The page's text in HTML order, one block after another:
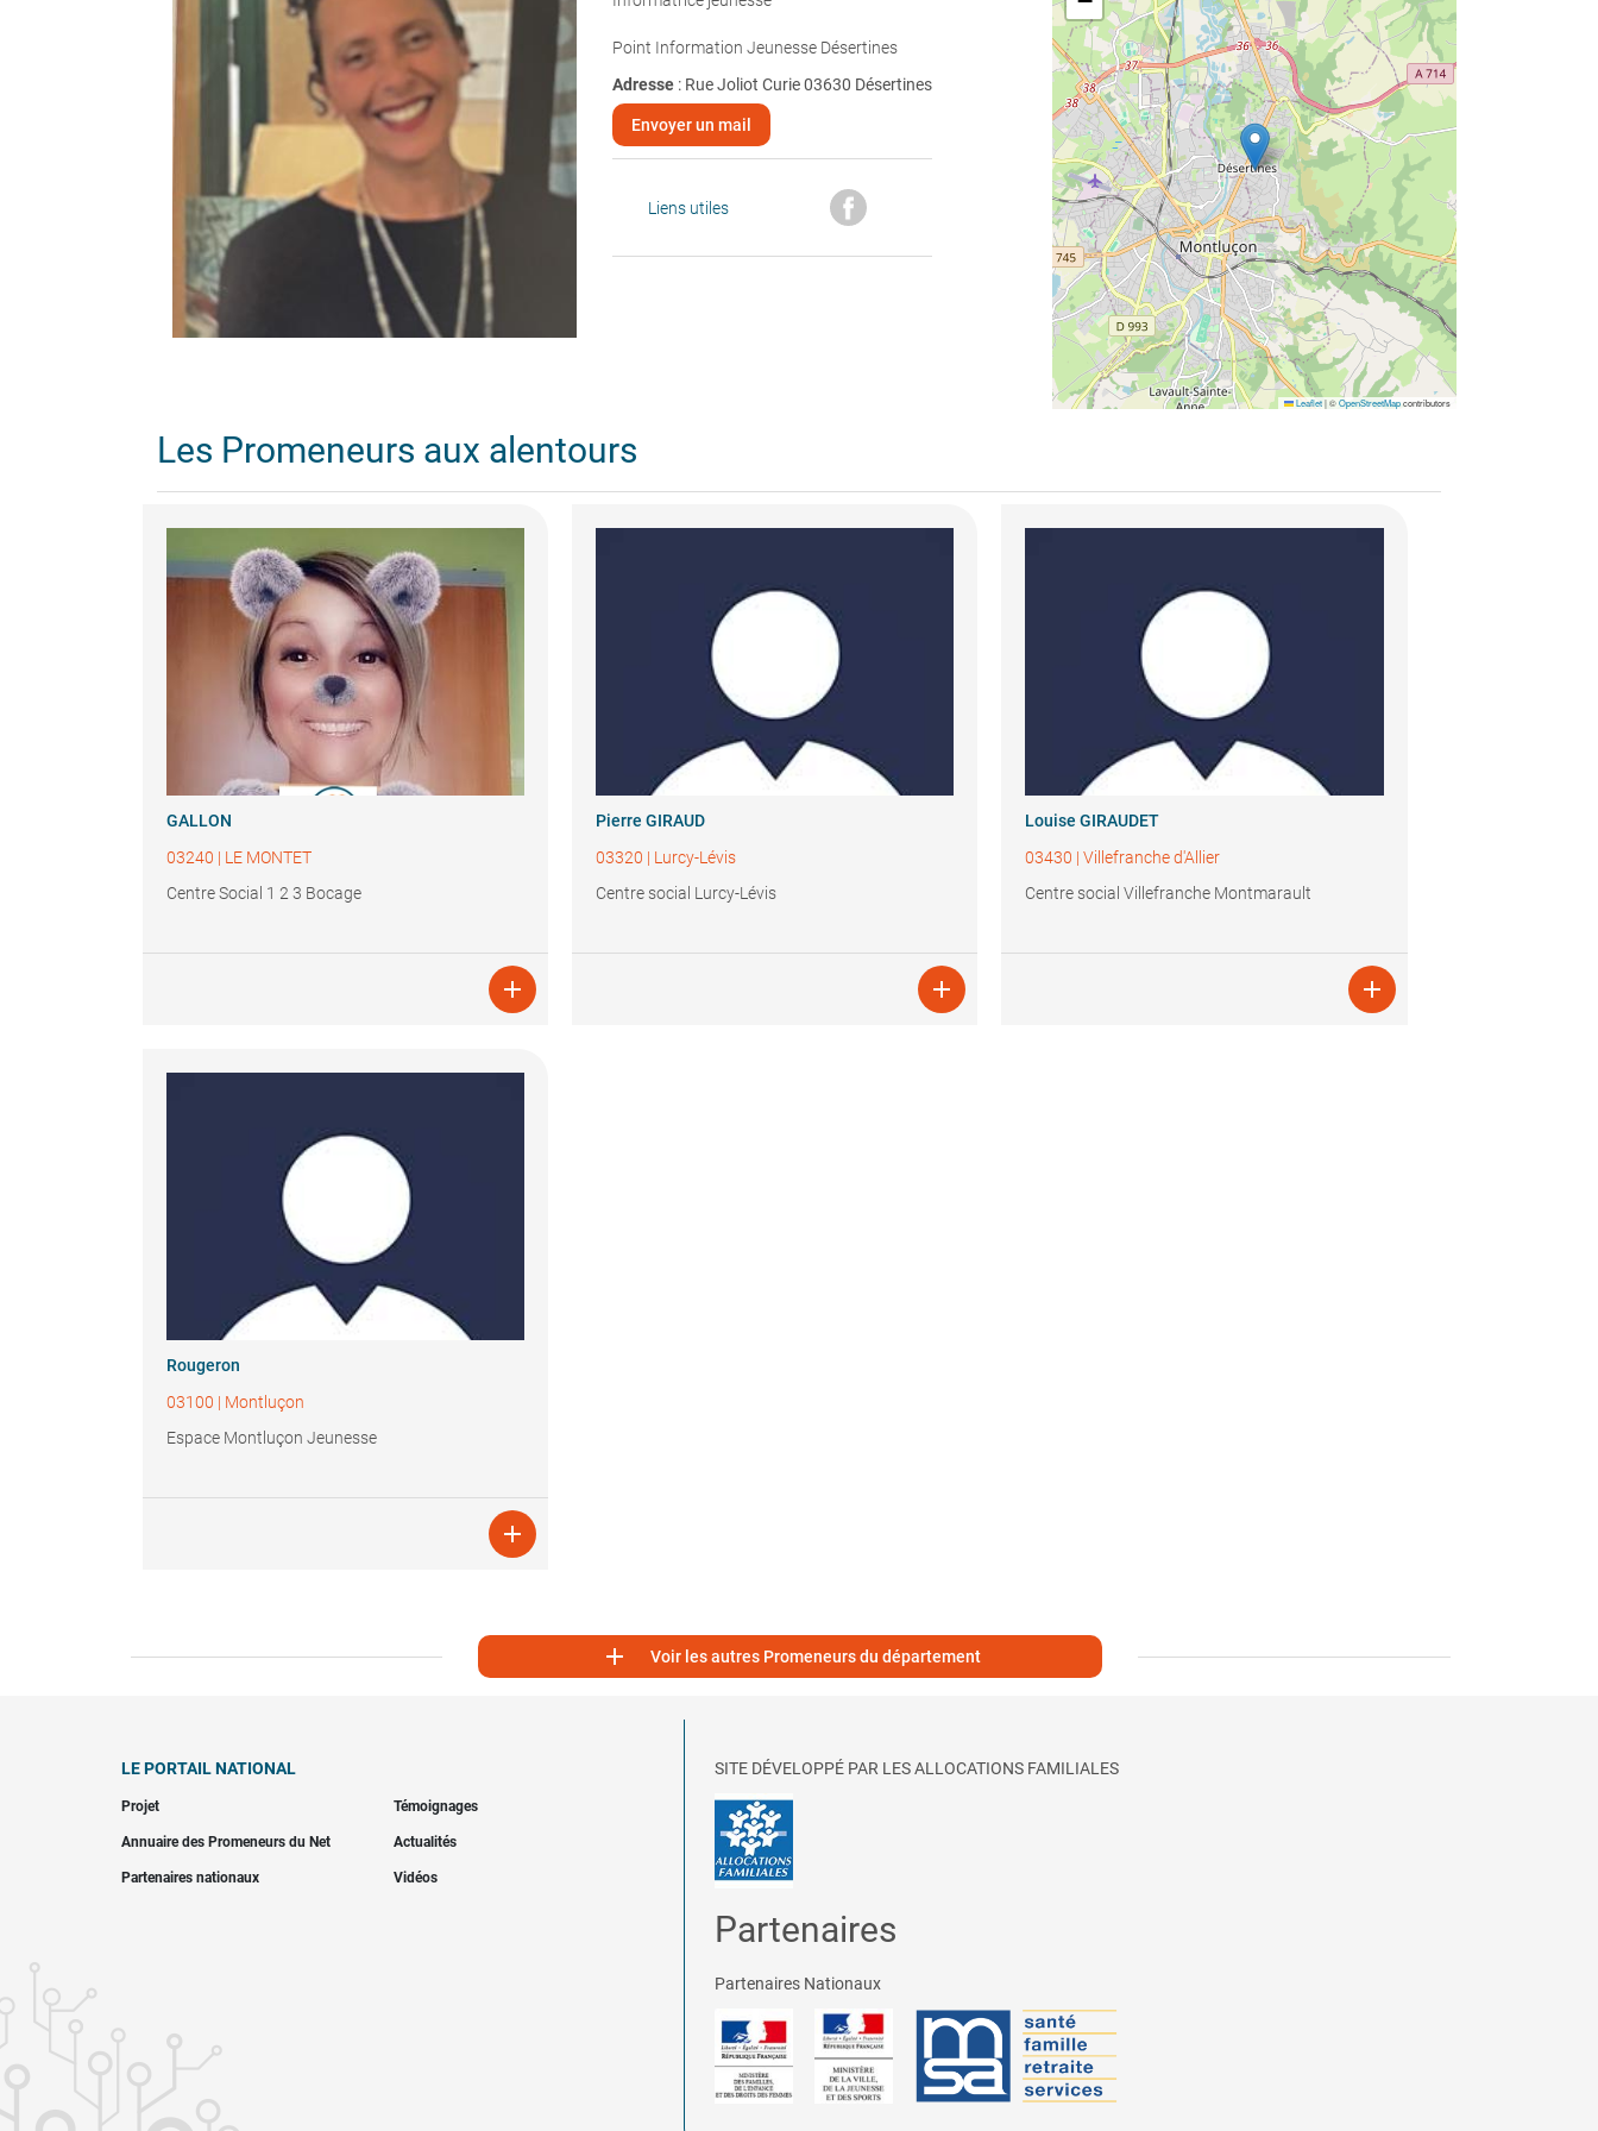
Point Information Jeunesse Désertines
Adresse : Rue Joliot Curie 03630 Désertines
Envoyer un mail
Liens utiles
Leaflet |©OpenStreetMapcontributors
Les Promeneurs aux alentours
GALLON
03240 | LE MONTET
Centre Social 1 2 3 Bocage

Pierre GIRAUD
03320 | Lurcy-Lévis
Centre social Lurcy-Lévis

Louise GIRAUDET
03430 |Villefranche d'Allier
Centre social Villefranche Montmarault

Rougeron
03100 | Montluçon
Espace Montluçon Jeunesse

 Voir les autres Promeneurs du département
LE PORTAIL NATIONAL
Projet Témoignages
Annuaire des Promeneurs du Net Actualités
Partenaires nationaux Vidéos
SITE DÉVELOPPÉ PAR LES ALLOCATIONS FAMILIALES
Partenaires
Partenaires Nationaux